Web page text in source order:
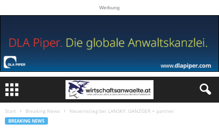
Werbung
Start Breaking News Neueinstieg bei LANSKY, GANZGER + partner
BREAKING NEWS